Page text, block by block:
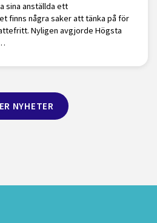
sina anställda ett
finns några saker att tänka på för
Nyligen avgjorde Högsta
NYHETER